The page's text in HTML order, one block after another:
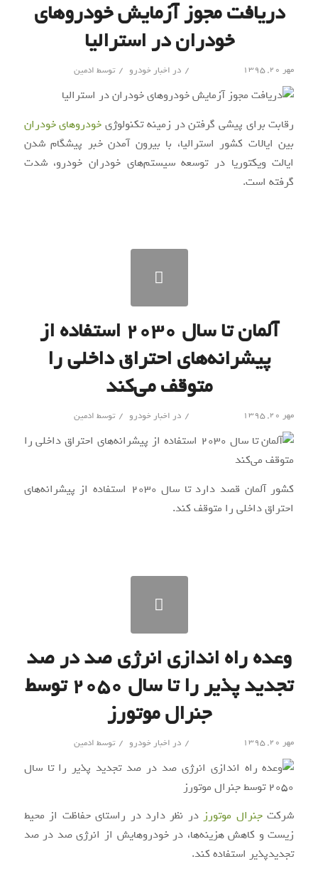
دریافت مجوز آزمایش خودروهای
خودران در استرالیا
مهر ۲۰, ۱۳۹۵ / در اخبار خودرو / توسط ادمین
رقابت برای پیشی گرفتن در زمینه تکنولوژی خودروهای خودران
بین ایالات کشور استرالیا، با بیرون آمدن خبر پیشگام شدن
ایالت ویکتوریا در توسعه سیستم‌های خودران خودرو، شدت
گرفته است.
آلمان تا سال ۲۰۳۰ استفاده از
پیشرانه‌های احتراق داخلی را
متوقف می‌کند
مهر ۲۰, ۱۳۹۵ / در اخبار خودرو / توسط ادمین
کشور آلمان قصد دارد تا سال ۲۰۳۰ استفاده از پیشرانه‌های
احتراق داخلی را متوقف کند.
وعده راه اندازی انرژی صد در صد
تجدید پذیر را تا سال ۲۰۵۰ توسط
جنرال موتورز
مهر ۲۰, ۱۳۹۵ / در اخبار خودرو / توسط ادمین
شرکتجنرال موتورزدر نظر دارد در راستای حفاظت از محیط
زیست و کاهش هزینه‌ها، در خودروهایش از انرژی صد در صد
تجدیدپذیر استفاده کند.